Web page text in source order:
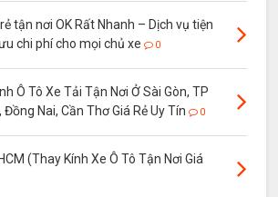
tận nơi OK Rất Nhanh – Dịch vụ tiện
chi phí cho mọi chủ xe
0
Ô Tô Xe Tải Tận Nơi Ở Sài Gòn, TP
Đồng Nai, Cần Thơ Giá Rẻ Uy Tín
0
(Thay Kính Xe Ô Tô Tận Nơi Giá